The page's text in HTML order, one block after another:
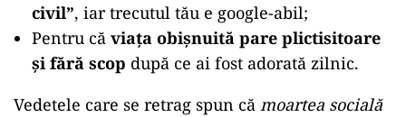
civil”, iar trecutul tău e google-abil;
Pentru că viața obișnuită pare plictisitoare
și fără scop după ce ai fost adorată zilnic.
Vedetele care se retrag spun că moartea socială